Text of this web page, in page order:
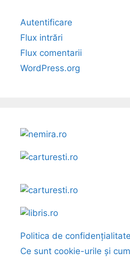
Autentificare
Flux intrări
Flux comentarii
WordPress.org
Politica de confidențialitate
Ce sunt cookie-urile și